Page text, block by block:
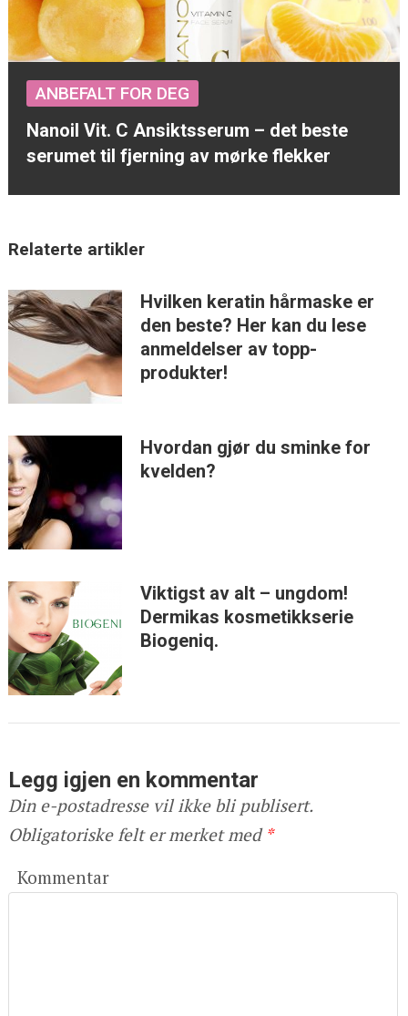
ANBEFALT FOR DEG
Nanoil Vit. C Ansiktsserum – det beste
serumet til fjerning av mørke flekker
Relaterte artikler
Hvilken keratin hårmaske er
den beste? Her kan du lese
anmeldelser av topp-
produkter!
Hvordan gjør du sminke for
kvelden?
Viktigst av alt – ungdom!
Dermikas kosmetikkserie
Biogeniq.
Legg igjen en kommentar
Din e-postadresse vil ikke bli publisert.
Obligatoriske felt er merket med *
Kommentar